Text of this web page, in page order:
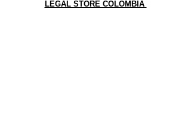
LEGAL STORE COLOMBIA